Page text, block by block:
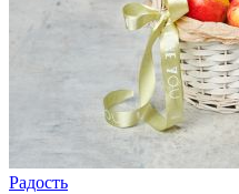
Радость